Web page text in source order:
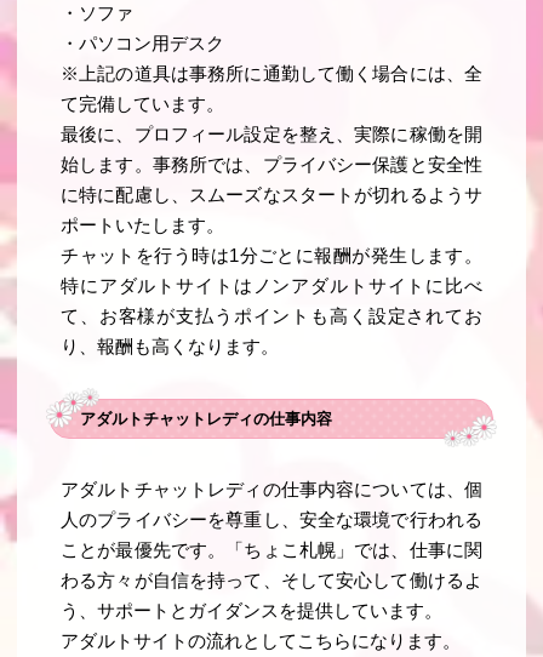
・ソファ
・パソコン用デスク
※上記の道具は事務所に通勤して働く場合には、全
て完備しています。
最後に、プロフィール設定を整え、実際に稼働を開
始します。事務所では、プライバシー保護と安全性
に特に配慮し、スムーズなスタートが切れるようサ
ポートいたします。
チャットを行う時は1分ごとに報酬が発生します。
特にアダルトサイトはノンアダルトサイトに比べ
て、お客様が支払うポイントも高く設定されてお
り、報酬も高くなります。
アダルトチャットレディの仕事内容
アダルトチャットレディの仕事内容については、個
人のプライバシーを尊重し、安全な環境で行われる
ことが最優先です。「ちょこ札幌」では、仕事に関
わる方々が自信を持って、そして安心して働けるよ
う、サポートとガイダンスを提供しています。
アダルトサイトの流れとしてこちらになります。